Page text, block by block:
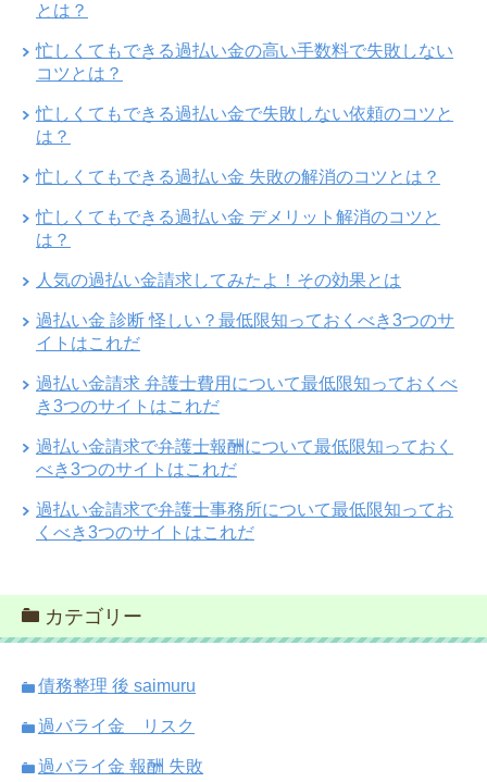
とは？
忙しくてもできる過払い金の高い手数料で失敗しない
コツとは？
忙しくてもできる過払い金で失敗しない依頼のコツと
は？
忙しくてもできる過払い金 失敗の解消のコツとは？
忙しくてもできる過払い金 デメリット解消のコツと
は？
人気の過払い金請求してみたよ！その効果とは
過払い金 診断 怪しい？最低限知っておくべき3つのサ
イトはこれだ
過払い金請求 弁護士費用について最低限知っておくべ
き3つのサイトはこれだ
過払い金請求で弁護士報酬について最低限知っておく
べき3つのサイトはこれだ
過払い金請求で弁護士事務所について最低限知ってお
くべき3つのサイトはこれだ
カテゴリー
債務整理 後 saimuru
過バライ金 リスク
過バライ金 報酬 失敗